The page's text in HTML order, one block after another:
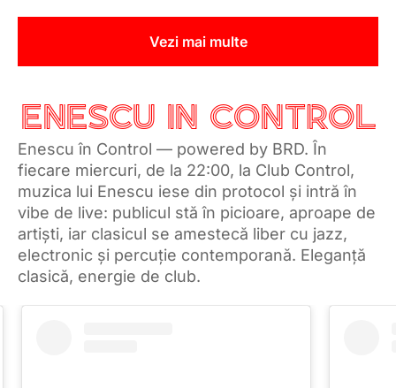
Vezi mai multe
ENESCU IN CONTROL
Enescu în Control — powered by BRD. În
fiecare miercuri, de la 22:00, la Club Control,
muzica lui Enescu iese din protocol și intră în
vibe de live: publicul stă în picioare, aproape de
artiști, iar clasicul se amestecă liber cu jazz,
electronic și percuție contemporană. Eleganță
clasică, energie de club.